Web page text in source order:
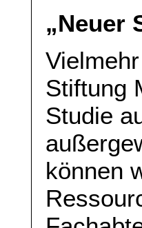
„Neuer
Stiftung
Studie
können